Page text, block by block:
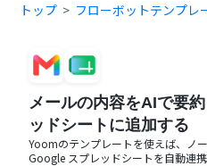
トップ フローボットテンプレ
メールの内容をAIで要
ッドシートに追加する
Yoomのテンプレートを使えば、ノ
Google スプレッドシートを自動連携